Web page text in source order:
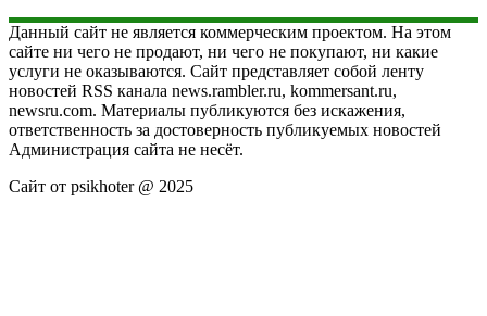
Данный сайт не является коммерческим проектом. На этом
сайте ни чего не продают, ни чего не покупают, ни какие
услуги не оказываются. Сайт представляет собой ленту
новостей RSS канала news.rambler.ru, kommersant.ru,
newsru.com. Материалы публикуются без искажения,
ответственность за достоверность публикуемых новостей
Администрация сайта не несёт.
Сайт от psikhoter @ 2025